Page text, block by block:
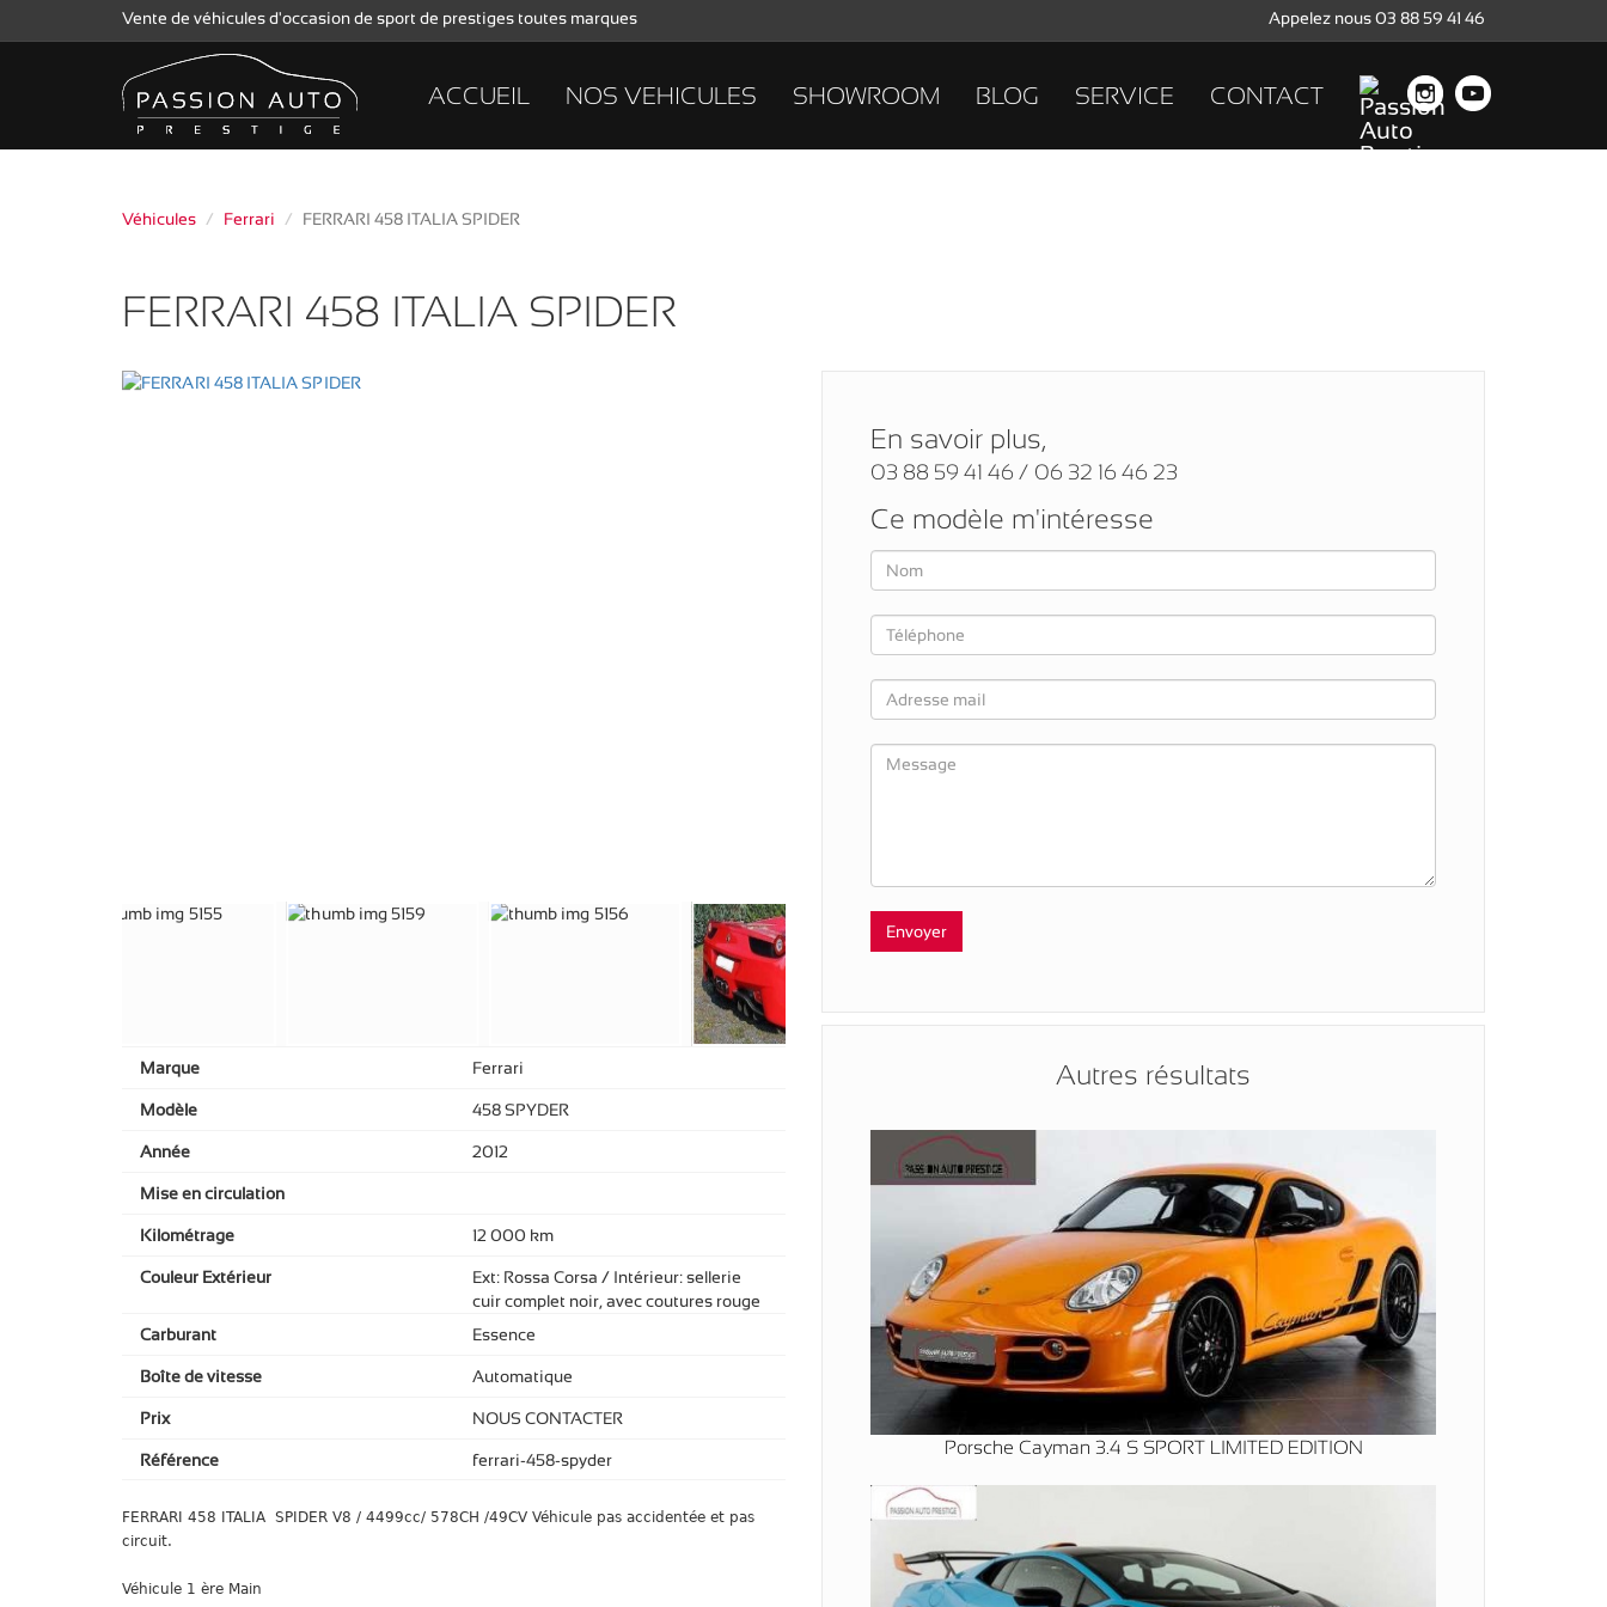
Vente de véhicules d'occasion de sport de prestiges toutes marques Appelez nous 03 88 59 41 46
ACCUEIL NOS VEHICULES SHOWROOM BLOG SERVICE CONTACT
Véhicules Ferrari FERRARI 458 ITALIA SPIDER
FERRARI 458 ITALIA SPIDER
Marque Ferrari
Modèle 458 SPYDER
Année 2012
Mise en circulation
Kilométrage 12 000 km
Couleur Extérieur
Ext: Rossa Corsa / Intérieur: sellerie
cuir complet noir, avec coutures rouge
Carburant
Essence
Boîte de vitesse Automatique
Prix NOUS CONTACTER
Référence ferrari-458-spyder
FERRARI 458 ITALIA SPIDER V8 / 4499cc/ 578CH /49CV Véhicule pas accidentée et pas
circuit.
Véhicule 1 ère Main
En savoir plus,
03 88 59 41 46 / 06 32 16 46 23
Ce modèle m'intéresse
Autres résultats
Porsche Cayman 3.4 S SPORT LIMITED EDITION